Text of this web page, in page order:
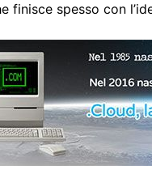
finisce spesso con